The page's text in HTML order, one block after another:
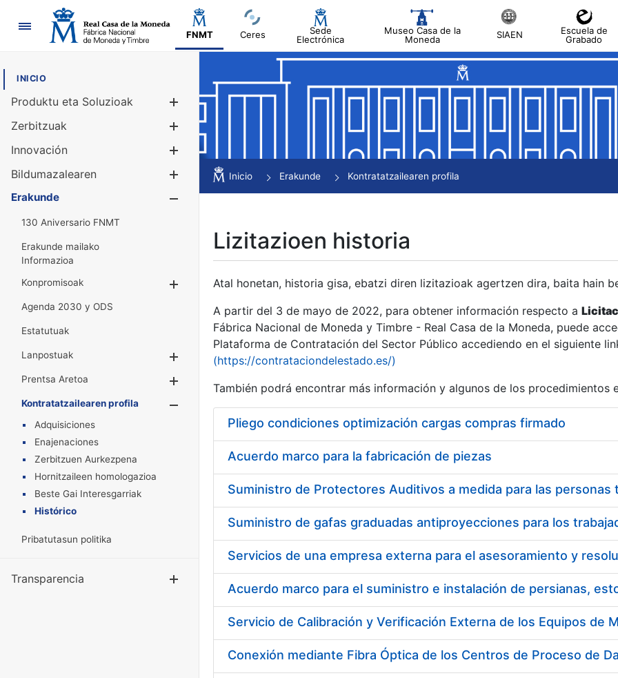
Nabigazioa
FNMT Ceres
Sede
Electrónica
Museo Casa de la
Moneda
SIAEN
Escuela de
Grabado
INICIO
Produktu eta Soluzioak
Erakutsi/Ezkutatu
Zerbitzuak
Innovación
Bildumazalearen
Erakutsi/Ezkutatu
Erakunde
130 Aniversario FNMT
Erakunde mailako
Informazioa
Konpromisoak
Erakutsi/Ezkutatu
Agenda 2030 y ODS
Estatutuak
Lanpostuak
Erakutsi/Ezkutatu
Prentsa Aretoa
Erakutsi/Ezkutatu
Kontratatzailearen profila
Erakutsi/Ezkutatu
Adquisiciones
Enajenaciones
Zerbitzuen Aurkezpena
Hornitzaileen homologazioa
Beste Gai Interesgarriak
Histórico
Pribatutasun politika
Transparencia Erakutsi/Ezkutatu
Inicio Erakunde Kontratatzailearen profila
Lizitazioen historia
Atal honetan, historia gisa, ebatzi diren lizitazioak agertzen dira, baita hain
A partir del 3 de mayo de 2022, para obtener información respecto a
Fábrica Nacional de Moneda y Timbre - Real Casa de la Moneda, puede
Plataforma de Contratación del Sector Público accediendo en el siguiente
(https://contrataciondelestado.es/)
También podrá encontrar más información y algunos de los procedimientos
Pliego condiciones optimización cargas compras firmado
Acuerdo marco para la fabricación de piezas
Acuerdo marco para el suministro e instalación de persianas,